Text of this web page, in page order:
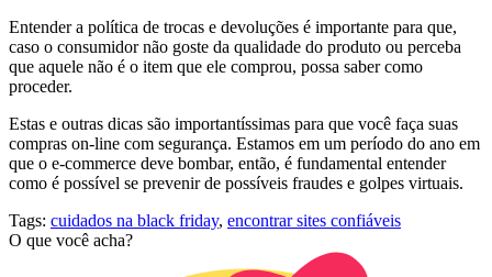
Entender a política de trocas e devoluções é importante para que,
caso o consumidor não goste da qualidade do produto ou perceba
que aquele não é o item que ele comprou, possa saber como
proceder.
Estas e outras dicas são importantíssimas para que você faça suas
compras on-line com segurança. Estamos em um período do ano em
que o e-commerce deve bombar, então, é fundamental entender
como é possível se prevenir de possíveis fraudes e golpes virtuais.
Tags: cuidados na black friday, encontrar sites confiáveis
O que você acha?